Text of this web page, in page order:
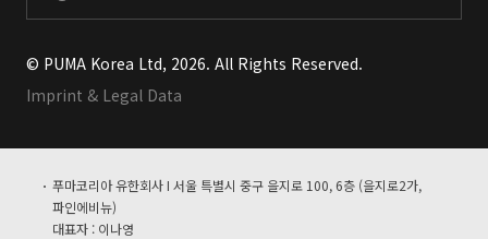
© PUMA Korea Ltd, 2026. All Rights Reserved.
Imprint & Legal Data
푸마코리아 유한회사 I 서울 특별시 중구 을지로 100, 6층 (을지로2가,
파인에비뉴)
대표자 : 이나영